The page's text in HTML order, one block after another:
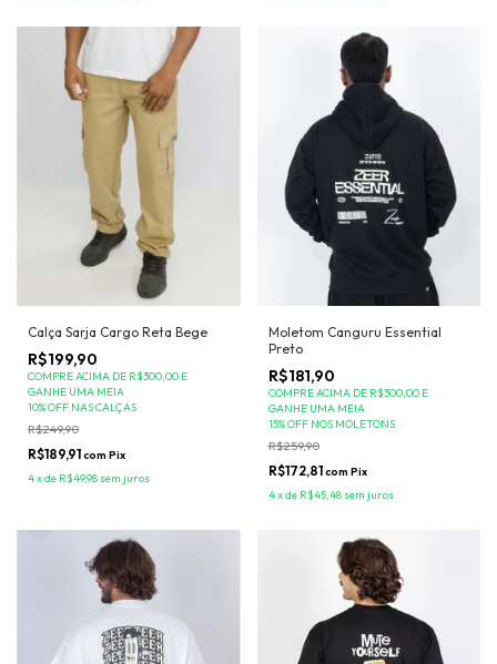
Calça Sarja Cargo Reta Bege
R$199,90
COMPRE ACIMA DE R$300,00 E
GANHE UMA MEIA
10% OFF NAS CALÇAS
R$249,90
R$189,91com Pix
4xde R$49,98 sem juros
Moletom Canguru Essential
Preto
R$181,90
COMPRE ACIMA DE R$300,00 E
GANHE UMA MEIA
15% OFF NOS MOLETONS
R$259,90
R$172,81com Pix
4xde R$45,48 sem juros